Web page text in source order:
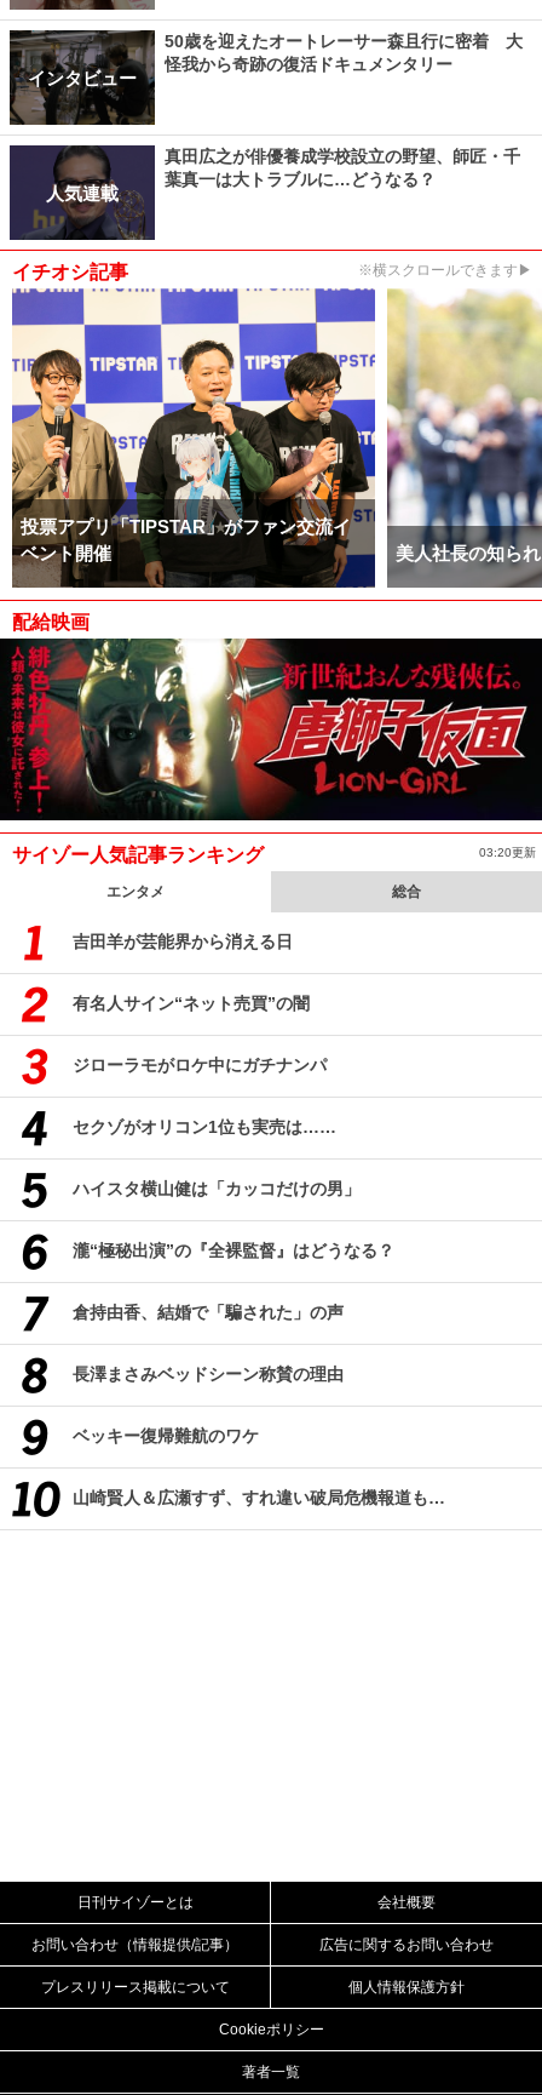
インタビュー
50歳を迎えたオートレーサー森且行に密着 大
怪我から奇跡の復活ドキュメンタリー
人気連載
真田広之が俳優養成学校設立の野望、師匠・千
葉真一は大トラブルに…どうなる？
イチオシ記事 ※横スクロールできます▶
投票アプリ「TIPSTAR」がファン交流イ
ベント開催
美人社長の知ら
配給映画
サイゾー人気記事ランキング 03:20更新
エンタメ 総合
吉田羊が芸能界から消える日
有名人サイン“ネット売買”の闇
ジローラモがロケ中にガチナンパ
セクゾがオリコン1位も実売は……
ハイスタ横山健は「カッコだけの男」
瀧“極秘出演”の『全裸監督』はどうなる？
倉持由香、結婚で「騙された」の声
長澤まさみベッドシーン称賛の理由
ベッキー復帰難航のワケ
山崎賢人＆広瀬すず、すれ違い破局危機報道も…
日刊サイゾーとは 会社概要
お問い合わせ（情報提供/記事） 広告に関するお問い合わせ
プレスリリース掲載について 個人情報保護方針
Cookieポリシー
著者一覧